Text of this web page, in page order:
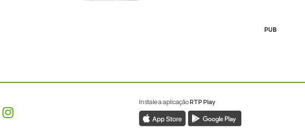
PUB
Facebook
Instagram
Instale a aplicaçãoRTP Play